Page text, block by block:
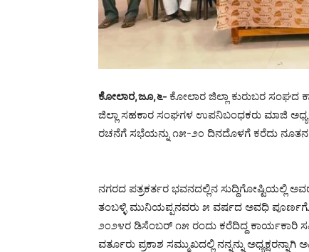
ಕೋಲಾರ,ಜೂ,೬- ಕೋಲಾರ ಜಿಲ್ಲಾ ಕುರುಬರ
ಜಿಲ್ಲಾ ಸಹಕಾರ ಸಂಘಗಳ ಉಪನಿಬಂಧಕರು ಮಾಜಿ
ರಚನೆಗೆ ಸಭೆಯನ್ನು ೧೫-೨೦ ದಿನದೊಳಗೆ ಕರೆದು
ನಗರದ ಪತ್ರಕರ್ತರ ಭವನದಲ್ಲಿನ ಸುದ್ದಿಗೋಷ್ಟಿಯಲ್ಲಿ
ತಂಬಳ್ಳಿ ಮುನಿಯಪ್ಪನವರು ೫ ವರ್ಷದ ಅವಧಿ
೨೦೨೪ರ ಡಿಸೆಂಬರ್ ೧೫ ರಂದು ಕರೆದಿದ್ದ
ವರ್ತೂರು ಪ್ರಕಾಶ ಸಮ್ಮುಖದಲ್ಲಿ ನನ್ನನ್ನು